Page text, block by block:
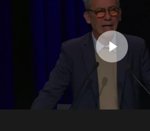
Jouer la vidéo 2/27 - Le déchiffrement du